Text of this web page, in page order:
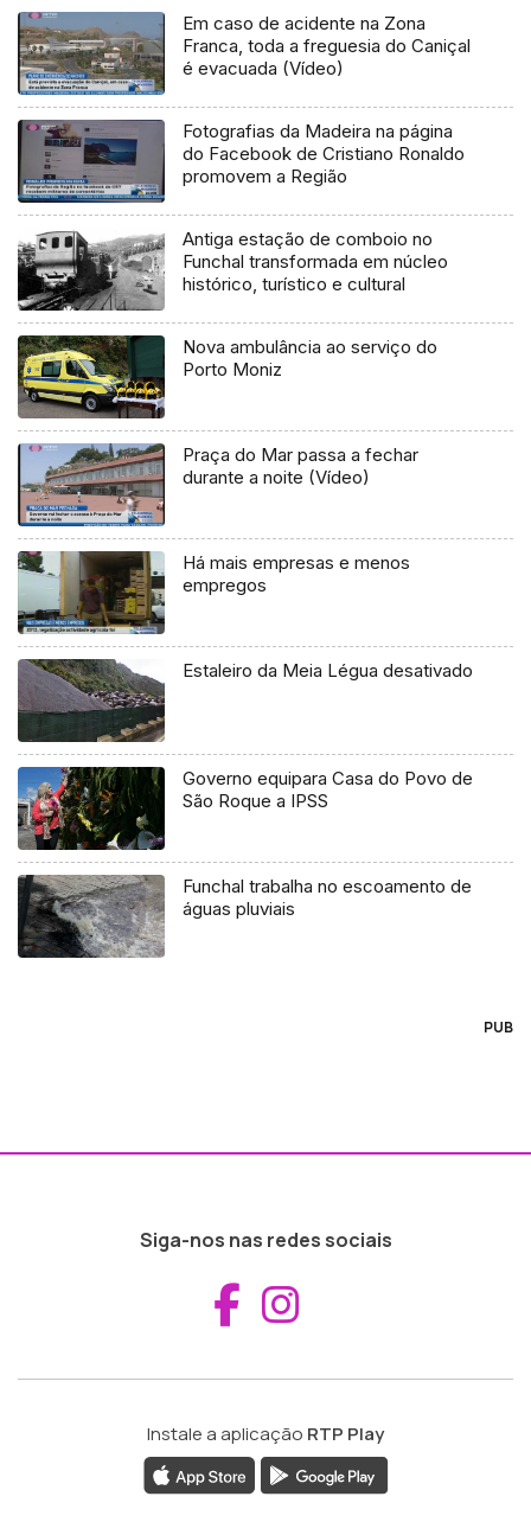
Em caso de acidente na Zona
Franca, toda a freguesia do Caniçal
é evacuada (Vídeo)
Fotografias da Madeira na página
do Facebook de Cristiano Ronaldo
promovem a Região
Antiga estação de comboio no
Funchal transformada em núcleo
histórico, turístico e cultural
Nova ambulância ao serviço do
Porto Moniz
Praça do Mar passa a fechar
durante a noite (Vídeo)
Há mais empresas e menos
empregos
Estaleiro da Meia Légua desativado
Governo equipara Casa do Povo de
São Roque a IPSS
Funchal trabalha no escoamento de
águas pluviais
PUB
Siga-nos nas redes sociais
Aceder ao
Instale a aplicação RTP Play